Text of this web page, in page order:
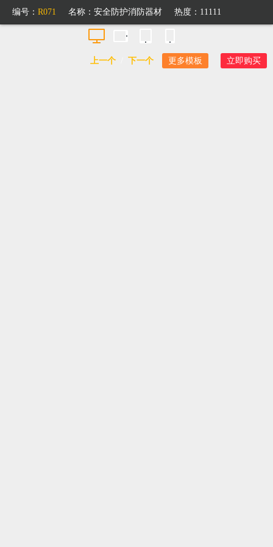
编号： R071 名称： 安全防护消防器材 热度：11111
上一个 下一个 更多模板 立即购买